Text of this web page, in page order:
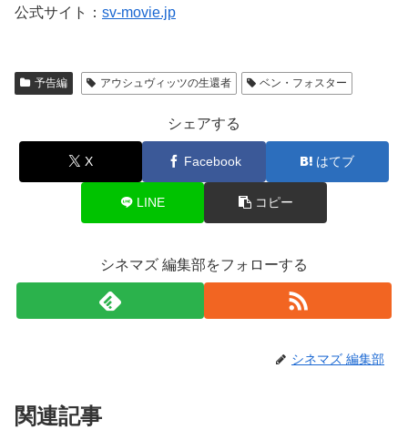
公式サイト： sv-movie.jp
予告編 アウシュヴィッツの生還者 ベン・フォスター
シェアする
X Facebook はてブ
LINE コピー
シネマズ 編集部をフォローする
シネマズ 編集部
関連記事